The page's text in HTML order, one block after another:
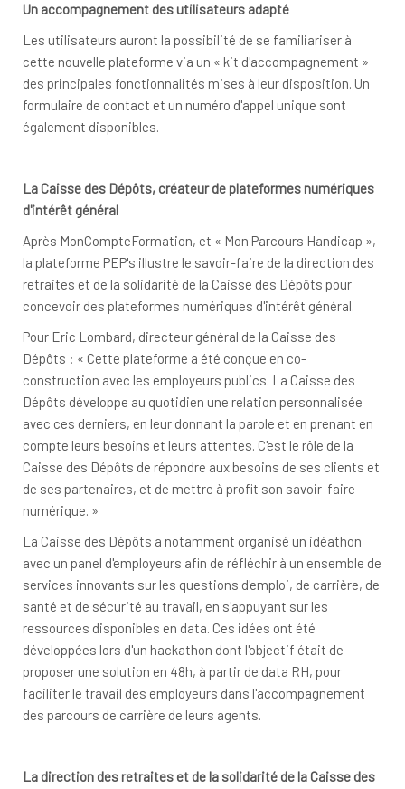
Un accompagnement des utilisateurs adapté
Les utilisateurs auront la possibilité de se familiariser à
cette nouvelle plateforme via un « kit d'accompagnement »
des principales fonctionnalités mises à leur disposition. Un
formulaire de contact et un numéro d'appel unique sont
également disponibles.
La Caisse des Dépôts, créateur de plateformes numériques
d'intérêt général
Après MonCompteFormation, et « Mon Parcours Handicap »,
la plateforme PEP's illustre le savoir-faire de la direction des
retraites et de la solidarité de la Caisse des Dépôts pour
concevoir des plateformes numériques d'intérêt général.
Pour Eric Lombard, directeur général de la Caisse des
Dépôts : « Cette plateforme a été conçue en co-
construction avec les employeurs publics. La Caisse des
Dépôts développe au quotidien une relation personnalisée
avec ces derniers, en leur donnant la parole et en prenant en
compte leurs besoins et leurs attentes. C'est le rôle de la
Caisse des Dépôts de répondre aux besoins de ses clients et
de ses partenaires, et de mettre à profit son savoir-faire
numérique. »
La Caisse des Dépôts a notamment organisé un idéathon
avec un panel d'employeurs afin de réfléchir à un ensemble de
services innovants sur les questions d'emploi, de carrière, de
santé et de sécurité au travail, en s'appuyant sur les
ressources disponibles en data. Ces idées ont été
développées lors d'un hackathon dont l'objectif était de
proposer une solution en 48h, à partir de data RH, pour
faciliter le travail des employeurs dans l'accompagnement
des parcours de carrière de leurs agents.
La direction des retraites et de la solidarité de la Caisse des